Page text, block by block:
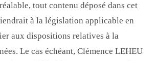
tout contenu déposé dans cet
à la législation applicable en
aux dispositions relatives à la
Le cas échéant, Clémence LEHEU